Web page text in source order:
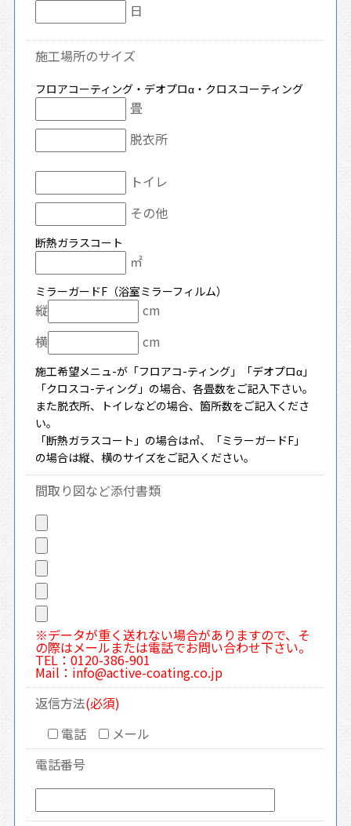
日
施工場所のサイズ
フロアコーティング・デオプロα・クロスコーティング
畳
脱衣所
トイレ
その他
断熱ガラスコート
㎡
ミラーガードF（浴室ミラーフィルム）
縦
cm
横
cm
施工希望メニュ-が「フロアコ-ティング」「デオプロα」
「クロスコ-ティング」の場合、各畳数をご記入下さい。
また脱衣所、トイレなどの場合、箇所数をご記入くださ
い。
「断熱ガラスコート」の場合は㎡、「ミラーガードF」
の場合は縦、横のサイズをご記入ください。
間取り図など添付書類
※データが重く送れない場合がありますので、そ
の際はメールまたは電話でお問い合わせ下さい。
TEL：0120-386-901
Mail：info@active-coating.co.jp
返信方法(必須)
電話
メール
電話番号